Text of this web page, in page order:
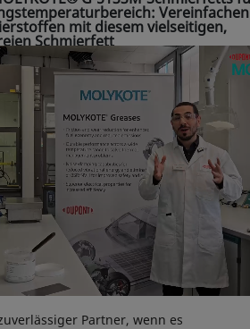
mit diesem vielseitigen,
Schmierfett
Partner, wenn es